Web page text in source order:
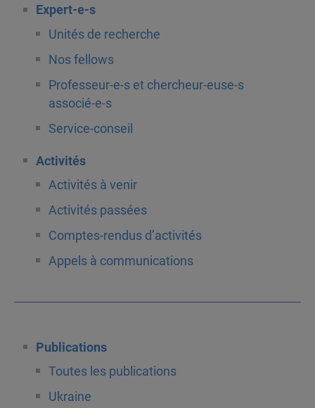
Expert-e-s
Unités de recherche
Nos fellows
Professeur-e-s et chercheur-euse-s
associé-e-s
Service-conseil
Activités
Activités à venir
Activités passées
Comptes-rendus d’activités
Appels à communications
Publications
Toutes les publications
Ukraine